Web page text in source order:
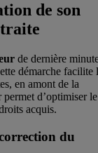
de son
de dernière
démarche facilite
en amont de la
d’optimiser le
acquis.
du